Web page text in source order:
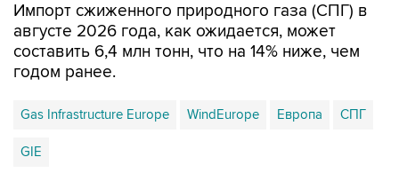
Импорт сжиженного природного газа (СПГ) в
августе 2026 года, как ожидается, может
составить 6,4 млн тонн, что на 14% ниже, чем
годом ранее.
Gas Infrastructure Europe WindEurope Европа СПГ
GIE